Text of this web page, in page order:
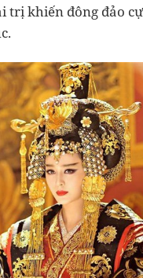
trị khiến đông đảo